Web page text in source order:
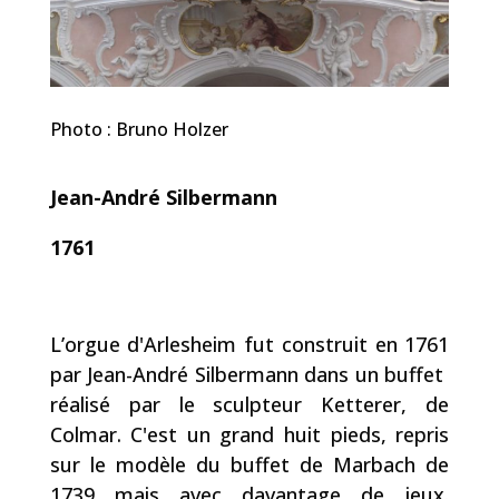
Photo : Bruno Holzer
Jean-André Silbermann
1761
L’orgue d'Arlesheim fut construit en 1761
par Jean-André Silbermann dans un buffet
réalisé par le sculpteur Ketterer, de
Colmar. C'est un grand huit pieds, repris
sur le modèle du buffet de Marbach de